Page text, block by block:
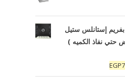
بفريم إستانلس ستيل
حتي نفاذ الكميه )
EGPالسعر
الحالي